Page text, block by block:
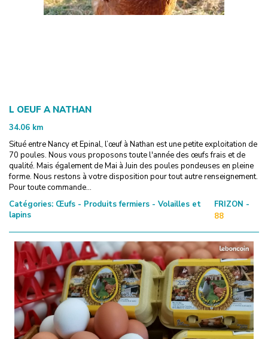
L OEUF A NATHAN
34.06 km
Situé entre Nancy et Epinal, l’œuf à Nathan est une petite exploitation de
70 poules. Nous vous proposons toute l'année des œufs frais et de
qualité. Mais également de Mai à Juin des poules pondeuses en pleine
forme. Nous restons à votre disposition pour tout autre renseignement.
Pour toute commande...
Catégories: Œufs - Produits fermiers - Volailles et
lapins
FRIZON -
88